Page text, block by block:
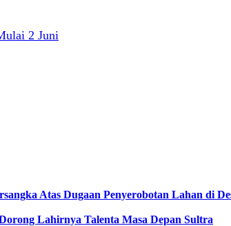
2 Juni
Atas Dugaan Penyerobotan Lahan di
Lahirnya Talenta Masa Depan Sultra